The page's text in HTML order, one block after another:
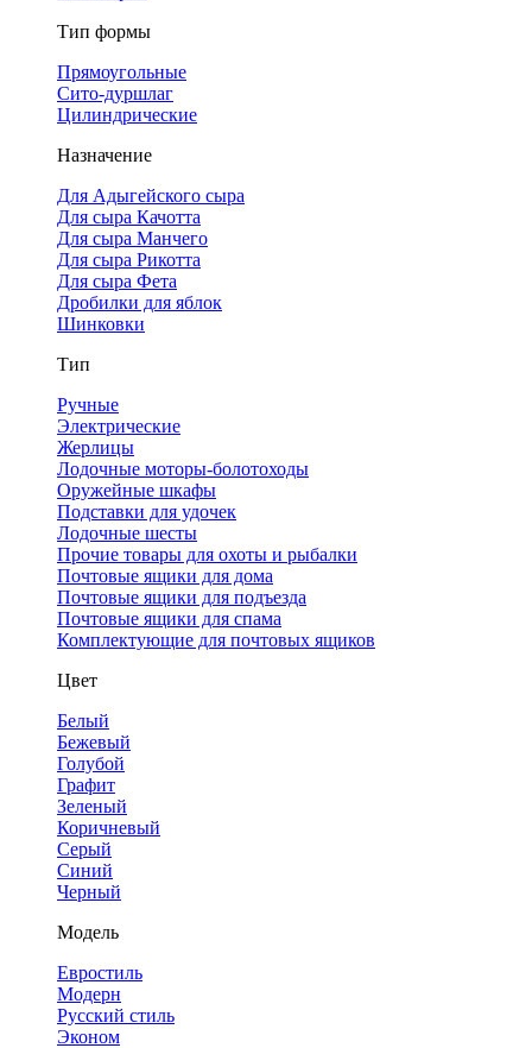
Тип формы
Прямоугольные
Сито-дуршлаг
Цилиндрические
Назначение
Для Адыгейского сыра
Для сыра Качотта
Для сыра Манчего
Для сыра Рикотта
Для сыра Фета
Дробилки для яблок
Шинковки
Тип
Ручные
Электрические
Жерлицы
Лодочные моторы-болотоходы
Оружейные шкафы
Подставки для удочек
Лодочные шесты
Прочие товары для охоты и рыбалки
Почтовые ящики для дома
Почтовые ящики для подъезда
Почтовые ящики для спама
Комплектующие для почтовых ящиков
Цвет
Белый
Бежевый
Голубой
Графит
Зеленый
Коричневый
Серый
Синий
Черный
Модель
Евростиль
Модерн
Русский стиль
Эконом